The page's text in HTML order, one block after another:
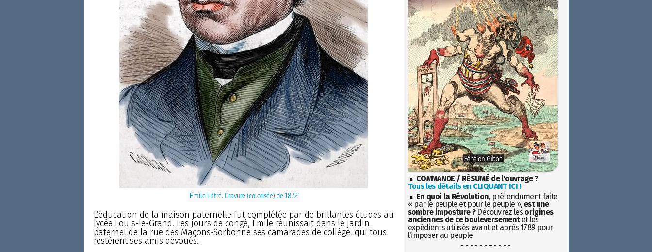
Émile Littré. Gravure (colorisée) de 1872
L’éducation de la maison paternelle fut complétée par de brillantes études au
lycée Louis-le-Grand. Les jours de congé, Émile réunissait dans le jardin
paternel de la rue des Maçons-Sorbonne ses camarades de collège, qui tous
restèrent ses amis dévoués.
COMMANDE / RÉSUMÉ de l'ouvrage ?
Tous les détails en CLIQUANT ICI !
En quoi la Révolution, prétendument faite
« par le peuple et pour le peuple », est une
sombre imposture ?Découvrez les origines
anciennes de ce bouleversementet les
expédients utilisés avant et après 1789 pour
l'imposer au peuple
- - - - - - - - - - -